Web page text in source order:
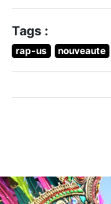
Tags :
rap-us nouveaute